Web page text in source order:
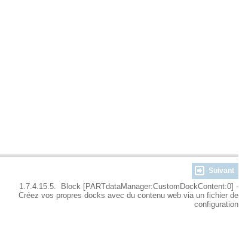
Suivant
1.7.4.15.5. Block [PARTdataManager:CustomDockContent:0] -
Créez vos propres docks avec du contenu web via un fichier de
configuration